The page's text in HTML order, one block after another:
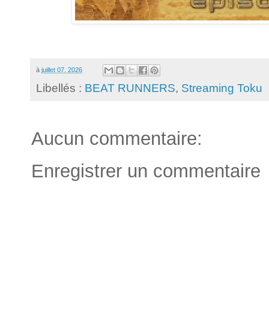
à juillet 07, 2026
Libellés : BEAT RUNNERS, Streaming Toku
Aucun commentaire:
Enregistrer un commentaire